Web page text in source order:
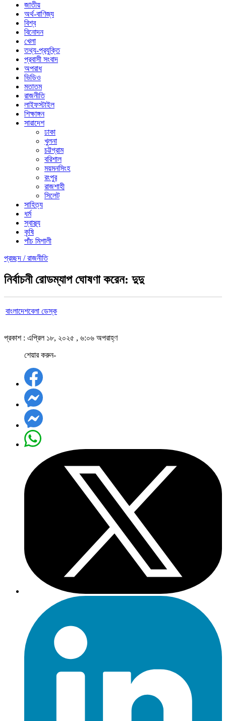
জাতীয়
অর্থ-বাণিজ্য
বিশ্ব
বিনোদন
খেলা
তথ্য-প্রযুক্তি
প্রবাসী সংবাদ
অপরাধ
ভিডিও
মতাতম
রাজনীতি
লাইফস্টাইল
শিক্ষাঙ্গন
সারাদেশ
ঢাকা
খুলনা
চট্টগ্রাম
বরিশাল
ময়মনসিংহ
রংপুর
রাজশাহী
সিলেট
সাহিত্য
ধর্ম
স্বাস্থ্য
কৃষি
পাঁচ মিশালী
প্রচ্ছদ /রাজনীতি
নির্বাচনী রোডম্যাপ ঘোষণা করেন: দুদু
বাংলাদেশবেলা ডেস্ক
প্রকাশ : এপ্রিল ১৮, ২০২৫ , ৬:০৬ অপরাহ্ণ
শেয়ার করুন-